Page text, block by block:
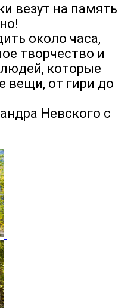
везут на память
около часа,
творчество и
которые
вещи, от гири до
Невского с